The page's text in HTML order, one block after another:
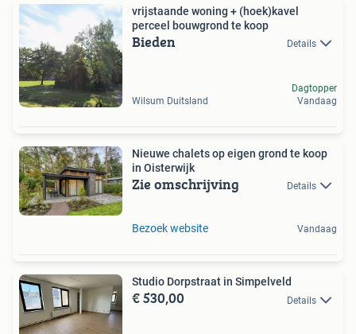
vrijstaande woning + (hoek)kavel
perceel bouwgrond te koop
Bieden Details
Wilsum Duitsland
Dagtopper
Vandaag
Nieuwe chalets op eigen grond te koop
in Oisterwijk
Zie omschrijving Details
Bezoek website Vandaag
Studio Dorpstraat in Simpelveld
€ 530,00 Details